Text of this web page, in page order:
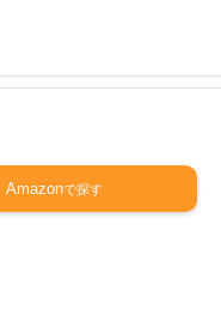
Amazon